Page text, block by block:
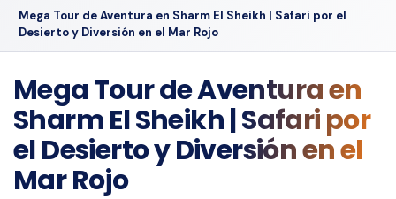
Mega Tour de Aventura en Sharm El Sheikh | Safari por el
Desierto y Diversión en el Mar Rojo
Mega Tour de Aventura en
Sharm El Sheikh | Safari por
el Desierto y Diversión en el
Mar Rojo